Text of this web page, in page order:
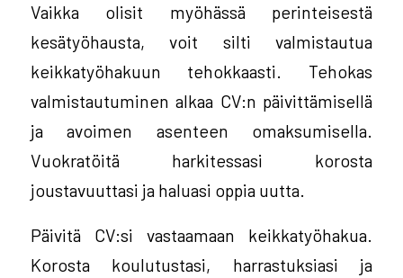
Vaikka olisit myöhässä perinteisestä
kesätyöhausta, voit silti valmistautua
keikkatyöhakuun tehokkaasti. Tehokas
valmistautuminen alkaa CV:n päivittämisellä
ja avoimen asenteen omaksumisella.
Vuokratöitä harkitessasi korosta
joustavuuttasi ja haluasi oppia uutta.
Päivitä CV:si vastaamaan keikkatyöhakua.
Korosta koulutustasi, harrastuksiasi ja